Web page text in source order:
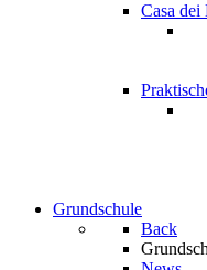
Casa
Grundschule
Back